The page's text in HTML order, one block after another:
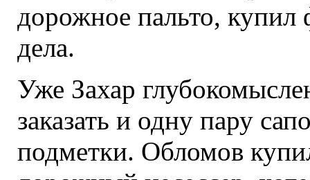
дорожное пальто, купил
дела.
Уже Захар
заказать и одну пару
подметки. Обломов